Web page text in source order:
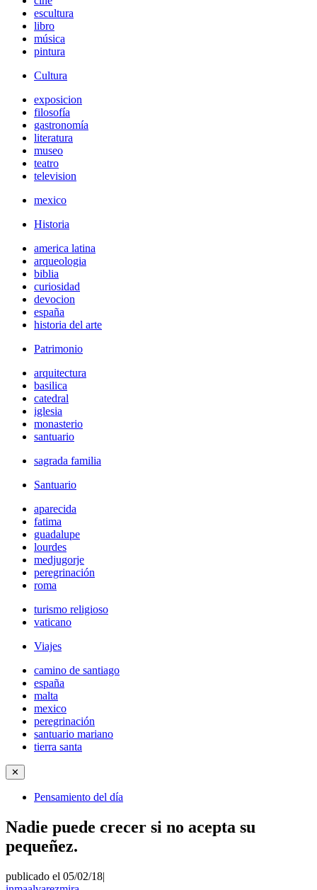
escultura
libro
música
pintura
Cultura
exposicion
filosofía
gastronomía
literatura
museo
teatro
television
mexico
Historia
america latina
arqueologia
biblia
curiosidad
devocion
españa
historia del arte
Patrimonio
arquitectura
basilica
catedral
iglesia
monasterio
santuario
sagrada familia
Santuario
aparecida
fatima
guadalupe
lourdes
medjugorje
peregrinación
roma
turismo religioso
vaticano
Viajes
camino de santiago
españa
malta
mexico
peregrinación
santuario mariano
tierra santa
✕
Pensamiento del día
Nadie puede crecer si no acepta su
pequeñez.
publicado el 05/02/18|